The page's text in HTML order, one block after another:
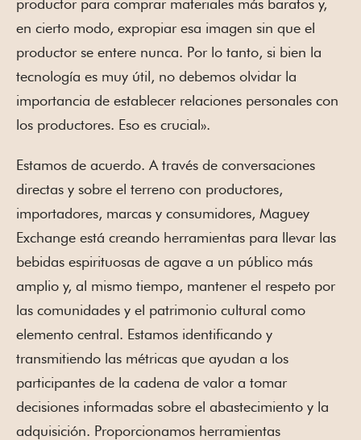
en cierto modo, expropiar esa imagen sin que el
productor se entere nunca. Por lo tanto, si bien la
tecnología es muy útil, no debemos olvidar la
importancia de establecer relaciones personales con
los productores. Eso es crucial».
Estamos de acuerdo. A través de conversaciones
directas y sobre el terreno con productores,
importadores, marcas y consumidores, Maguey
Exchange está creando herramientas para llevar las
bebidas espirituosas de agave a un público más
amplio y, al mismo tiempo, mantener el respeto por
las comunidades y el patrimonio cultural como
elemento central. Estamos identificando y
transmitiendo las métricas que ayudan a los
participantes de la cadena de valor a tomar
decisiones informadas sobre el abastecimiento y la
adquisición. Proporcionamos herramientas